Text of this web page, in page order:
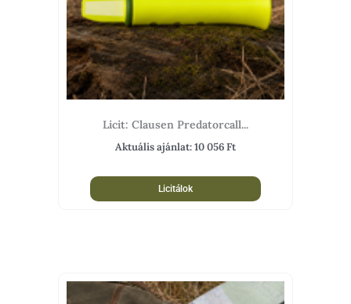
Licit: Clausen Predatorcall...
Aktuális ajánlat:10 056Ft
Licitálok